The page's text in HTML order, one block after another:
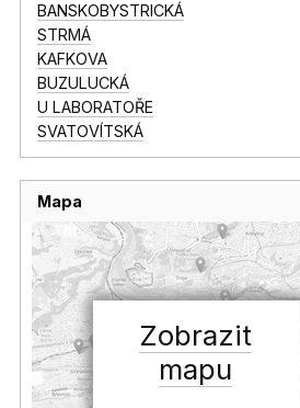
BANSKOBYSTRICKÁ
STRMÁ
KAFKOVA
BUZULUCKÁ
U LABORATOŘE
SVATOVÍTSKÁ
Mapa
Zobrazit
mapu